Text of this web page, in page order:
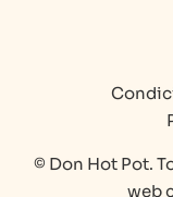
© Don Hot Pot.
web